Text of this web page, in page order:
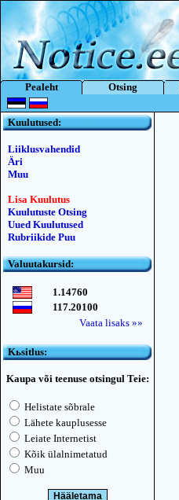
Pealeht Otsing
Kuulutused:
Liiklusvahendid
Äri
Muu
Lisa Kuulutus
Kuulutuste Otsing
Uued Kuulutused
Rubriikide Puu
Valuutakursid:
1.14760
117.20100
Vaata lisaks »»
Kьsitlus:
Kaupa või teenuse otsingul Teie:
Helistate sõbrale
Lähete kauplusesse
Leiate Internetist
Kõik ülalnimetatud
Muu